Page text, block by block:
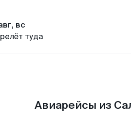
вс
туда
Авиарейсы из